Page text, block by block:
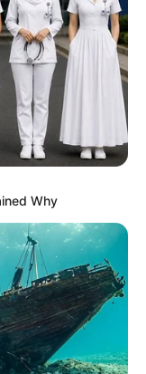
Iceberg, But
Was
- Then